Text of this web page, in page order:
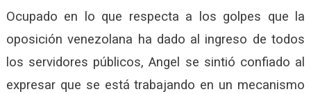
Ocupado en lo que respecta a los golpes que la
oposición venezolana ha dado al ingreso de todos
los servidores públicos, Angel se sintió confiado al
expresar que se está trabajando en un mecanismo